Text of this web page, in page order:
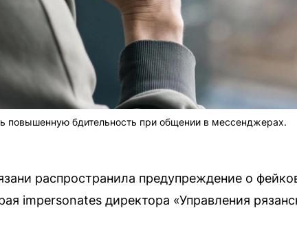
повышенную бдительность при общении в мессенджерах.
распространила предупреждение о
impersonates директора «Управления